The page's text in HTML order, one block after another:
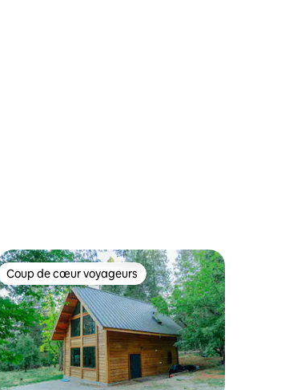
Coup de cœur voyageurs
Coup de cœur voyageurs